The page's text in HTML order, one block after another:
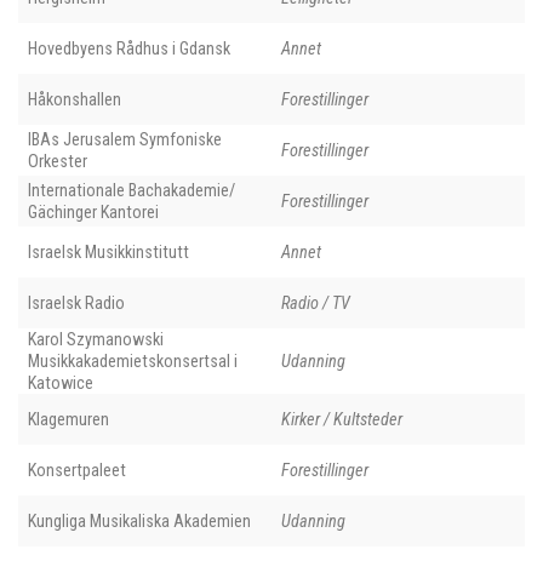
Hovedbyens Rådhus i Gdansk Annet
Håkonshallen Forestillinger
IBAs Jerusalem Symfoniske
Orkester
Forestillinger
Internationale Bachakademie/
Gächinger Kantorei
Forestillinger
Israelsk Musikkinstitutt Annet
Israelsk Radio
Radio / TV
Karol Szymanowski
Musikkakademietskonsertsal i
Katowice
Udanning
Klagemuren Kirker / Kultsteder
Konsertpaleet Forestillinger
Kungliga Musikaliska Akademien Udanning